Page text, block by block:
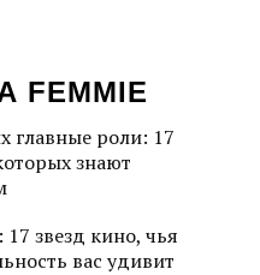
FEMMIE
главные роли: 17
знают
звезд кино, чья
вас удивит